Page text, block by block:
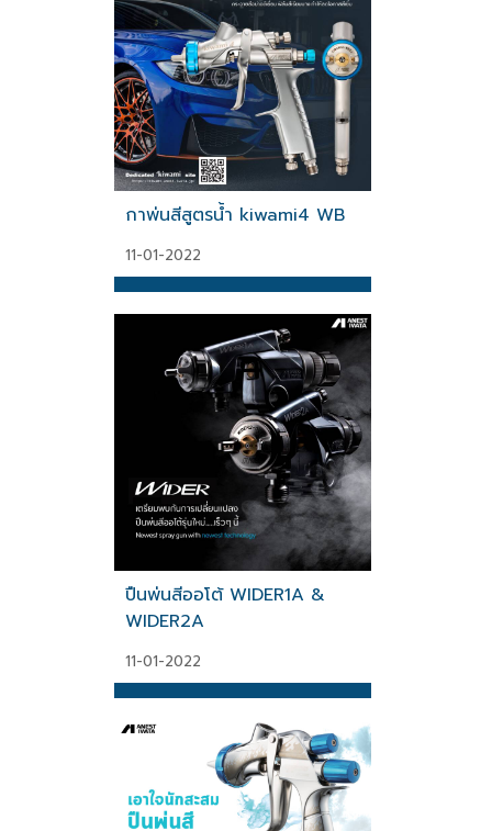
กาพ่นสีสูตรน้ำ kiwami4 WB
11-01-2022
ปืนพ่นสีออโต้ WIDER1A &
WIDER2A
11-01-2022